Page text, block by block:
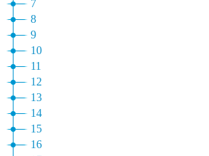
7
8
9
10
11
12
13
14
15
16